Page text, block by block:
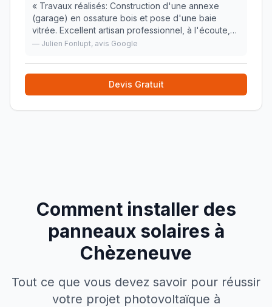
« Travaux réalisés: Construction d'une annexe
(garage) en ossature bois et pose d'une baie
vitrée. Excellent artisan professionnel, à l'écoute,
méticuleux et pédagogue car le client était très
— Julien Fonlupt, avis Google
Devis Gratuit
Comment installer des
panneaux solaires à
Chèzeneuve
Tout ce que vous devez savoir pour réussir
votre projet photovoltaïque à